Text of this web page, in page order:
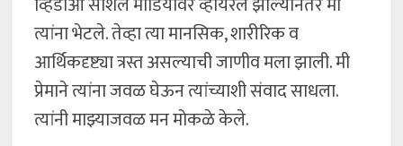
त्यांना भेटले. तेव्हा त्या मानसिक, शारीरिक व
आर्थिकदृष्ट्या त्रस्त असल्याची जाणीव मला झाली. मी
प्रेमाने त्यांना जवळ घेऊन त्यांच्याशी संवाद साधला.
त्यांनी माझ्याजवळ मन मोकळे केले.